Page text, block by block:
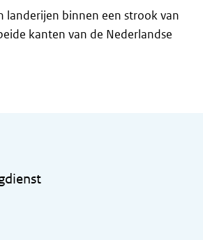
landerijen binnen een strook van
kanten van de Nederlandse